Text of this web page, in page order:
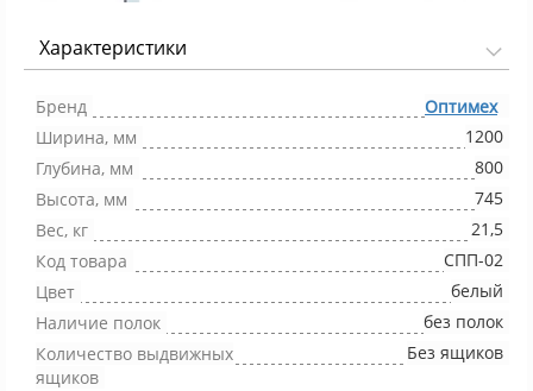
Характеристики
Бренд
Оптимех
Ширина, мм
1200
Глубина, мм
800
Высота, мм
745
Вес, кг
21,5
Код товара
СПП-02
Цвет
белый
Наличие полок
без полок
Количество выдвижных
ящиков
Без ящиков